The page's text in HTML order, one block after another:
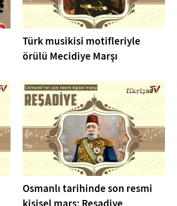
Türk musikisi motifleriyle
örülü Mecidiye Marşı
Osmanlı tarihinde son resmi